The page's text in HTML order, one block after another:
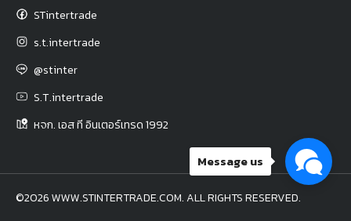
STintertrade
s.t.intertrade
@stinter
S.T.intertrade
หจก. เอส ที อินเตอร์เทรด 1992
©2026 WWW.STINTERTRADE.COM. ALL RIGHTS RESERVED.
Message us